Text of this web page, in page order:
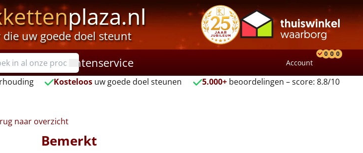
plaza.nl
die uw goede doel steunt
Klantenservice Account
0 0 0
Kosteloos uw goede doel steunen 5.000+ beoordelingen – score: 8.8/10
naar overzicht
Bemerkt